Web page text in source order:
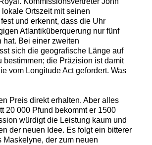
Ortszeit mit seinen
und erkennt, dass die Uhr
Atlantiküberquerung nur fünf
hat. Bei einer zweiten
sich die geografische Länge auf
bestimmen; die Präzision ist damit
vom Longitude Act gefordert. Was
Preis direkt erhalten. Aber alles
20 000 Pfund bekommt er 1500
würdigt die Leistung kaum und
der neuen Idee. Es folgt ein bitterer
Maskelyne, der zum neuen